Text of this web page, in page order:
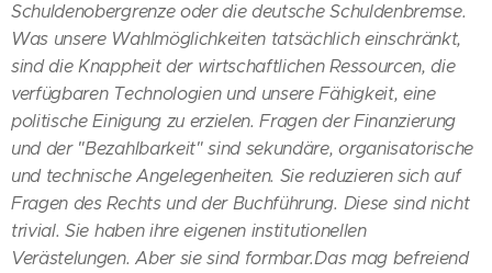
Schuldenobergrenze oder die deutsche Schuldenbremse.
Was unsere Wahlmöglichkeiten tatsächlich einschränkt,
sind die Knappheit der wirtschaftlichen Ressourcen, die
verfügbaren Technologien und unsere Fähigkeit, eine
politische Einigung zu erzielen. Fragen der Finanzierung
und der "Bezahlbarkeit" sind sekundäre, organisatorische
und technische Angelegenheiten. Sie reduzieren sich auf
Fragen des Rechts und der Buchführung. Diese sind nicht
trivial. Sie haben ihre eigenen institutionellen
Verästelungen. Aber sie sind formbar.Das mag befreiend